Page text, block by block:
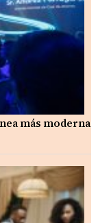
más moderna